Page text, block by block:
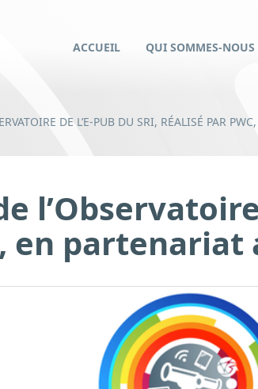
ACCUEIL QUI SOMMES-NOUS
DE L’E-PUB DU SRI, RÉALISÉ PAR
en partenariat